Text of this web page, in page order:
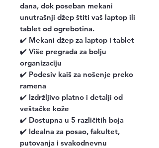
dana, dok poseban mekani
unutrašnji džep štiti vaš laptop ili
tablet od ogrebotina.
✔️ Mekani džep za laptop i tablet
✔️ Više pregrada za bolju
organizaciju
✔️ Podesiv kaiš za nošenje preko
ramena
✔️ Izdržljivo platno i detalji od
veštačke kože
✔️ Dostupna u 5 različitih boja
✔️ Idealna za posao, fakultet,
putovanja i svakodnevnu